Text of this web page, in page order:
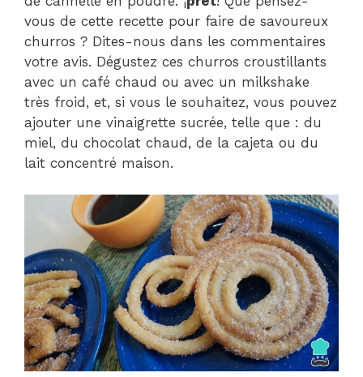
vous de cette recette pour faire de savoureux
churros ? Dites-nous dans les commentaires
votre avis. Dégustez ces churros croustillants
avec un café chaud ou avec un milkshake
très froid, et, si vous le souhaitez, vous pouvez
ajouter une vinaigrette sucrée, telle que : du
miel, du chocolat chaud, de la cajeta ou du
lait concentré maison.